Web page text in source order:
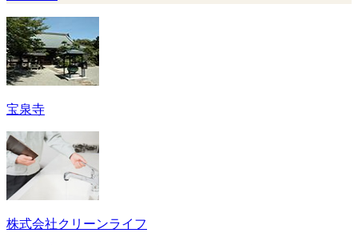
宝泉寺
株式会社クリーンライフ